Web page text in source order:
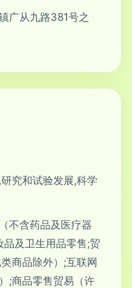
广从九路381号之
究和试验发展,科学
不含药品及医疗器
及卫生用品零售;贸
商品除外）;互联网
;商品零售贸易（许